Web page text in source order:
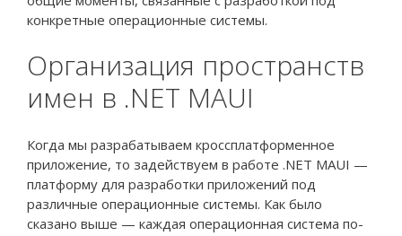
конкретные операционные системы.
Организация пространств
имен в .NET MAUI
Когда мы разрабатываем кроссплатформенное
приложение, то задействуем в работе .NET MAUI —
платформу для разработки приложений под
различные операционные системы. Как было
сказано выше — каждая операционная система по-